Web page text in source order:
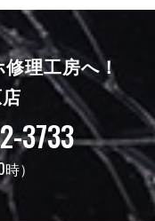
理工房へ！
3733
）